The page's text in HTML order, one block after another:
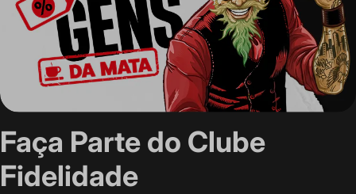
Faça Parte do Clube
Fidelidade